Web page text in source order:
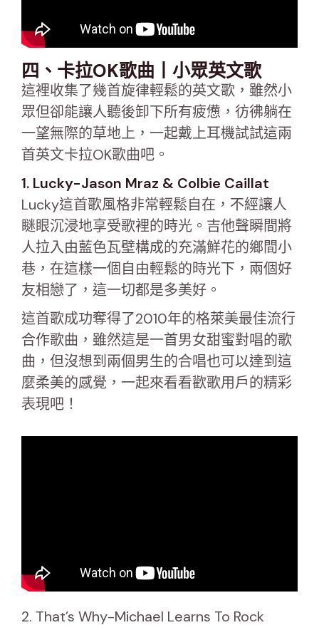
四、卡拉OK歌曲丨小眾英文歌
這裡收集了幾首旋律輕鬆的英文歌，雖然小
眾但卻能讓人聽後卸下所有疲憊，彷彿躺在
一望無際的草地上，一起戴上耳機試試這兩
首英文卡拉OK歌曲吧。
1. Lucky-Jason Mraz & Colbie Caillat
Lucky這首歌風格非常輕鬆自在，不經讓人
瞇眼沉浸地享受歌裡的時光。吉他聲瞬間將
人拉入由藍色瓦壁構成的充滿鮮花的鄉間小
巷，在這樣一個自由輕鬆的時光下，兩個好
友相戀了，這一切都是多美好。
這首歌成功奪得了2010年的格萊美最佳流行
合作歌曲，雖然這是一首男女甜蜜對唱的歌
曲，但沒想到兩個男生的合唱也可以達到這
麼柔美的感覺，一起來看看歡歌用戶的精彩
表現吧！
2. That’s Why-Michael Learns To Rock